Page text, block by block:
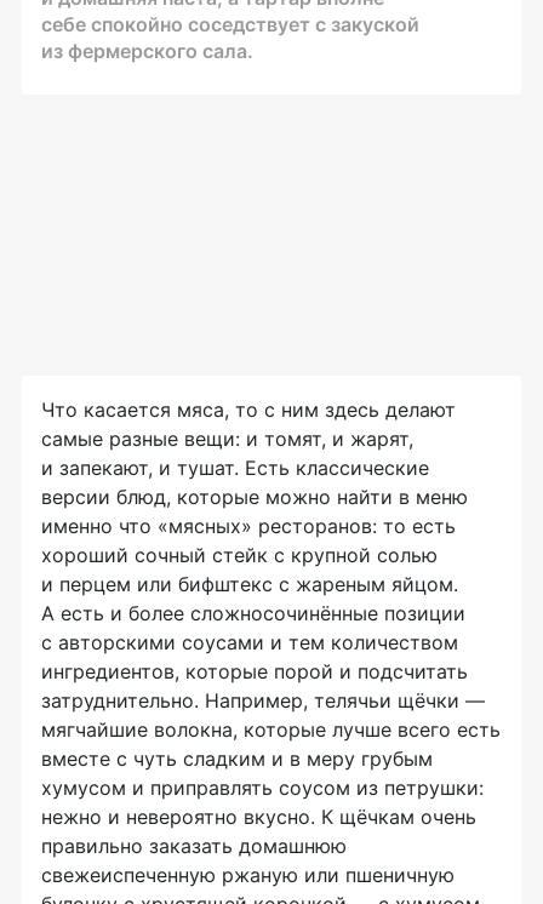
себе спокойно соседствует с закуской
из фермерского сала.
Что касается мяса, то с ним здесь делают
самые разные вещи: и томят, и жарят,
и запекают, и тушат. Есть классические
версии блюд, которые можно найти в меню
именно что «мясных» ресторанов: то есть
хороший сочный стейк с крупной солью
и перцем или бифштекс с жареным яйцом.
А есть и более сложносочинённые позиции
с авторскими соусами и тем количеством
ингредиентов, которые порой и подсчитать
затруднительно. Например, телячьи щёчки —
мягчайшие волокна, которые лучше всего есть
вместе с чуть сладким и в меру грубым
хумусом и приправлять соусом из петрушки:
нежно и невероятно вкусно. К щёчкам очень
правильно заказать домашнюю
свежеиспеченную ржаную или пшеничную